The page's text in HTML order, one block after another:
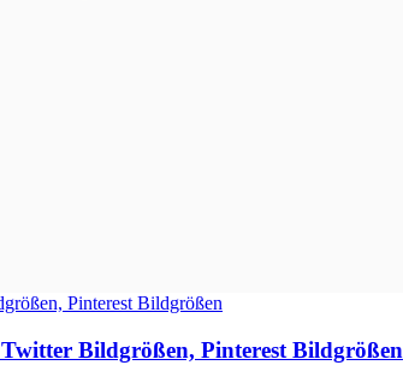
Bildgrößen, Pinterest Bildgrößen